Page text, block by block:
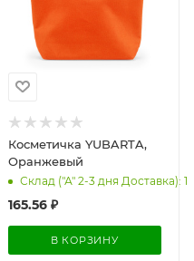
Косметичка YUBARTA,
Оранжевый
Склад ("А" 2-3 дня Доставка): 1
165.56₽
В КОРЗИНУ